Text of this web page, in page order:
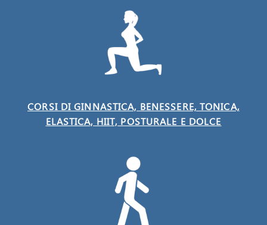
CORSI DI GINNASTICA, BENESSERE, TONICA,
ELASTICA, HIIT, POSTURALE E DOLCE